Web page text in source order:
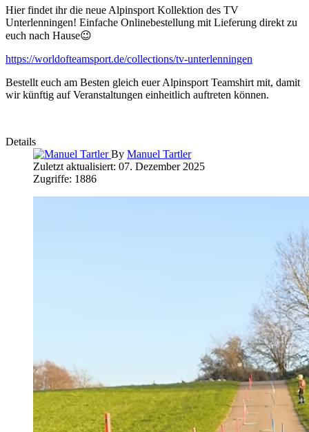
Hier findet ihr die neue Alpinsport Kollektion des TV
Unterlenningen! Einfache Onlinebestellung mit Lieferung direkt zu
euch nach Hause😉
https://worldofteamsport.de/collections/tv-unterlenningen
Bestellt euch am Besten gleich euer Alpinsport Teamshirt mit, damit
wir künftig auf Veranstaltungen einheitlich auftreten können.
Details
By Manuel Tartler
Zuletzt aktualisiert: 07. Dezember 2025
Zugriffe: 1886